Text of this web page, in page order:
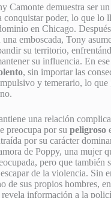
Camonte demuestra ser un
conquistar poder, lo que lo
en Chicago.
emboscada, Tony
su territorio,
su influencia. En
, sin importar las
y temerario, lo que
una relación
preocupa por su peligroso
por su carácter
de Poppy, una mujer
pero que también
de la violencia. Sin
de sus propios hombres,
información a la